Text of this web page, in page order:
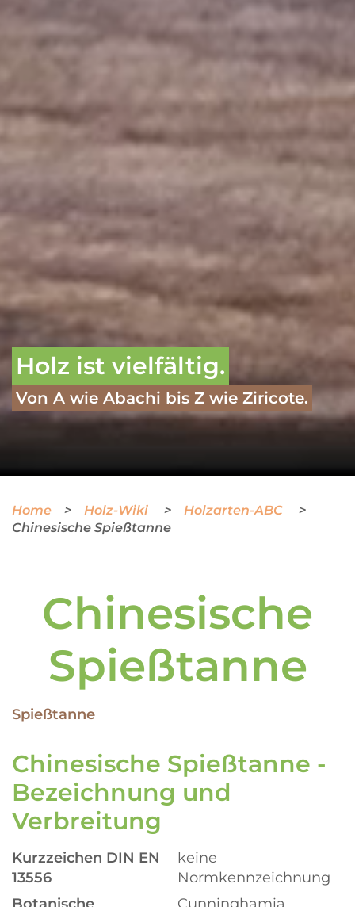
Holz ist vielfältig.
Von A wie Abachi bis Z wie Ziricote.
Home Holz-Wiki
Holzarten-ABC
Chinesische Spießtanne
Chinesische
Spießtanne
Spießtanne
Chinesische Spießtanne -
Bezeichnung und
Verbreitung
Kurzzeichen DIN EN
13556
keine
Normkennzeichnung